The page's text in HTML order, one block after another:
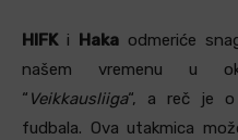
HIFKi Haka odmeriće
našem vremenu u
“ Veikkausliiga“, a reč je o
fudbala. Ova utakmica